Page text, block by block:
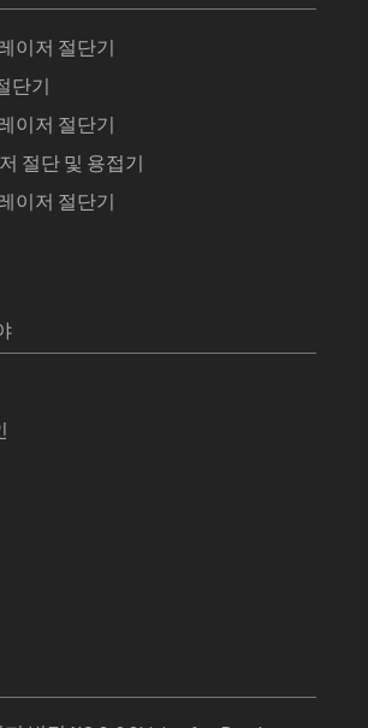
이저 절단기
단기
이저 절단기
절단 및 용접기
이저 절단기